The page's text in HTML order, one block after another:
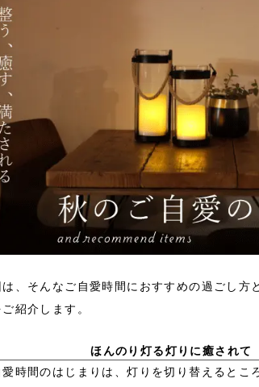
は、そんなご自愛時間におすすめの過ごし方
ご紹介します。
ほんのり灯る灯りに癒されて
愛時間のはじまりは、灯りを切り替えるとこ